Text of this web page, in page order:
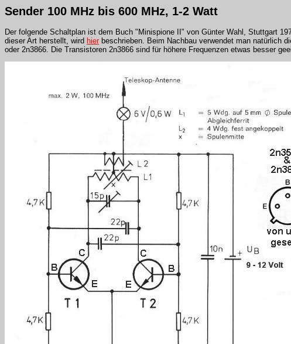
Sender 100 MHz bis 600 MHz, 1-2 Watt
Der folgende Schaltplan ist dem Buch "Minispione II" von Günter Wahl, Stuttgart
dieser Art herstellt, wird hier beschrieben. Beim Nachbau verwendet man natürlich
oder 2n3866. Die Transistoren 2n3866 sind für höhere Frequenzen etwas besser